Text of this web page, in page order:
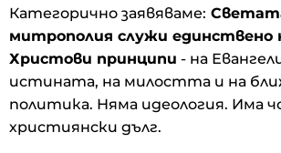
Категорично заявяваме:
митрополия служи единствено
Христови принципи - на
истината, на милостта и на
политика. Няма идеология. Има
християнски дълг.